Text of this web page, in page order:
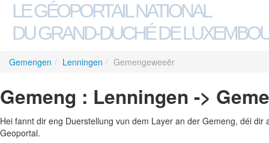
LE GÉOPORTAIL NATIONAL
DU GRAND-DUCHÉ DE
Gemengen / Lenningen / Gemengeweeër
Gemeng : Lenningen ->
Hei fannt dir eng Duerstellung vun dem Layer an der Gemeng, déi
Geoportal.